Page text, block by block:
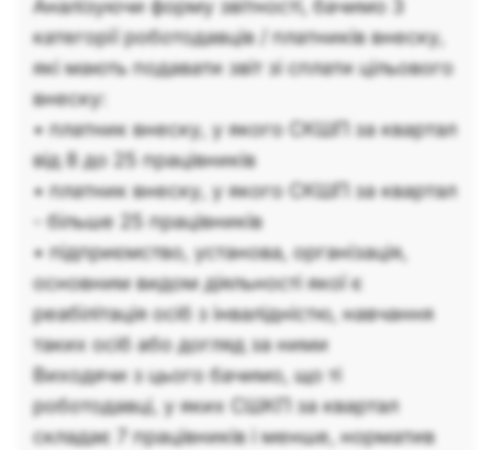
Аналізуючи форму звітності, бачимо 3
категорії роботодавців / платників внеску,
які мають подавати звіт зі сплати цільового
внеску:
• платник внеску, у якого СКШП за квартал
від 8 до 25 працівників
• платник внеску, у якого СКШП за квартал
- більше 25 працівників
• підприємство, установа, організація,
основним видом діяльності якої є
реабілітація осіб з інвалідністю, навчання
таких осіб або догляд за ними
Виходячи з цього бачимо, що ті
роботодавці, у яких СШКП за квартал
складає 7 працівників і менше, норматив